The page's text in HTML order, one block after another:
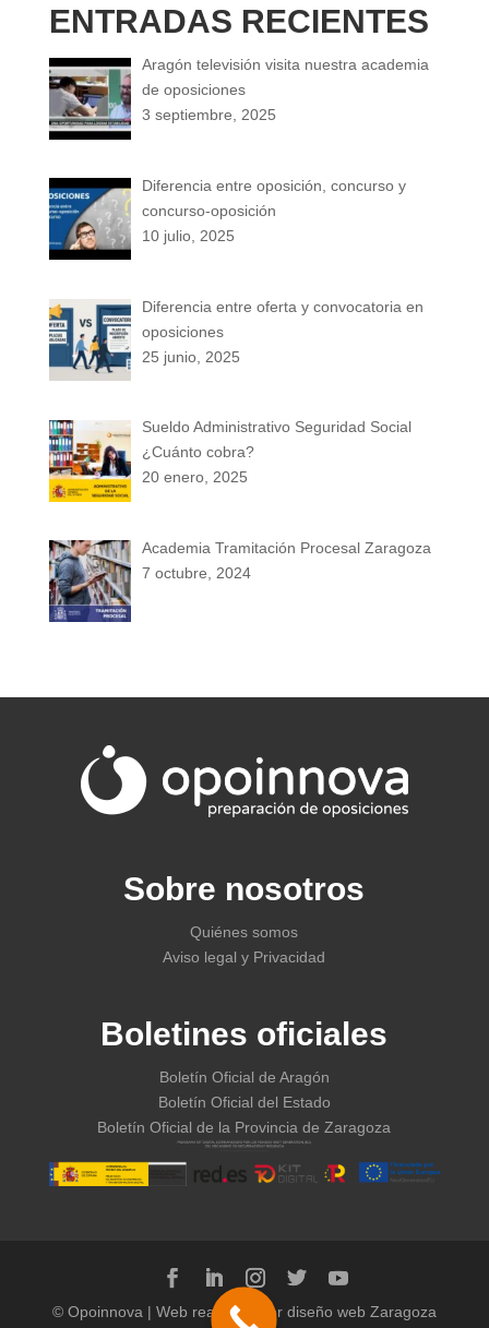
ENTRADAS RECIENTES
Aragón televisión visita nuestra academia
de oposiciones
3 septiembre, 2025
Diferencia entre oposición, concurso y
concurso-oposición
10 julio, 2025
Diferencia entre oferta y convocatoria en
oposiciones
25 junio, 2025
Sueldo Administrativo Seguridad Social
¿Cuánto cobra?
20 enero, 2025
Academia Tramitación Procesal Zaragoza
7 octubre, 2024
Sobre nosotros
Quiénes somos
Aviso legal y Privacidad
Boletines oficiales
Boletín Oficial de Aragón
Boletín Oficial del Estado
Boletín Oficial de la Provincia de Zaragoza
© Opoinnova | Web realizada por diseño web Zaragoza